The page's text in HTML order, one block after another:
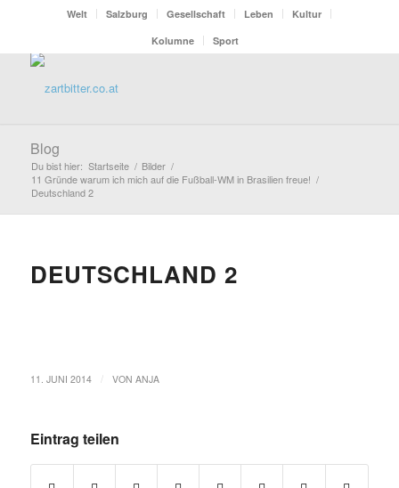
Welt Salzburg Gesellschaft Leben
Kultur
Kolumne
Sport
Blog
Du bist hier: Startseite / Bilder /
11 Gründe warum ich mich auf die Fußball-WM in Brasilien freue! /
Deutschland 2
DEUTSCHLAND 2
11. JUNI 2014 VON ANJA
Eintrag teilen